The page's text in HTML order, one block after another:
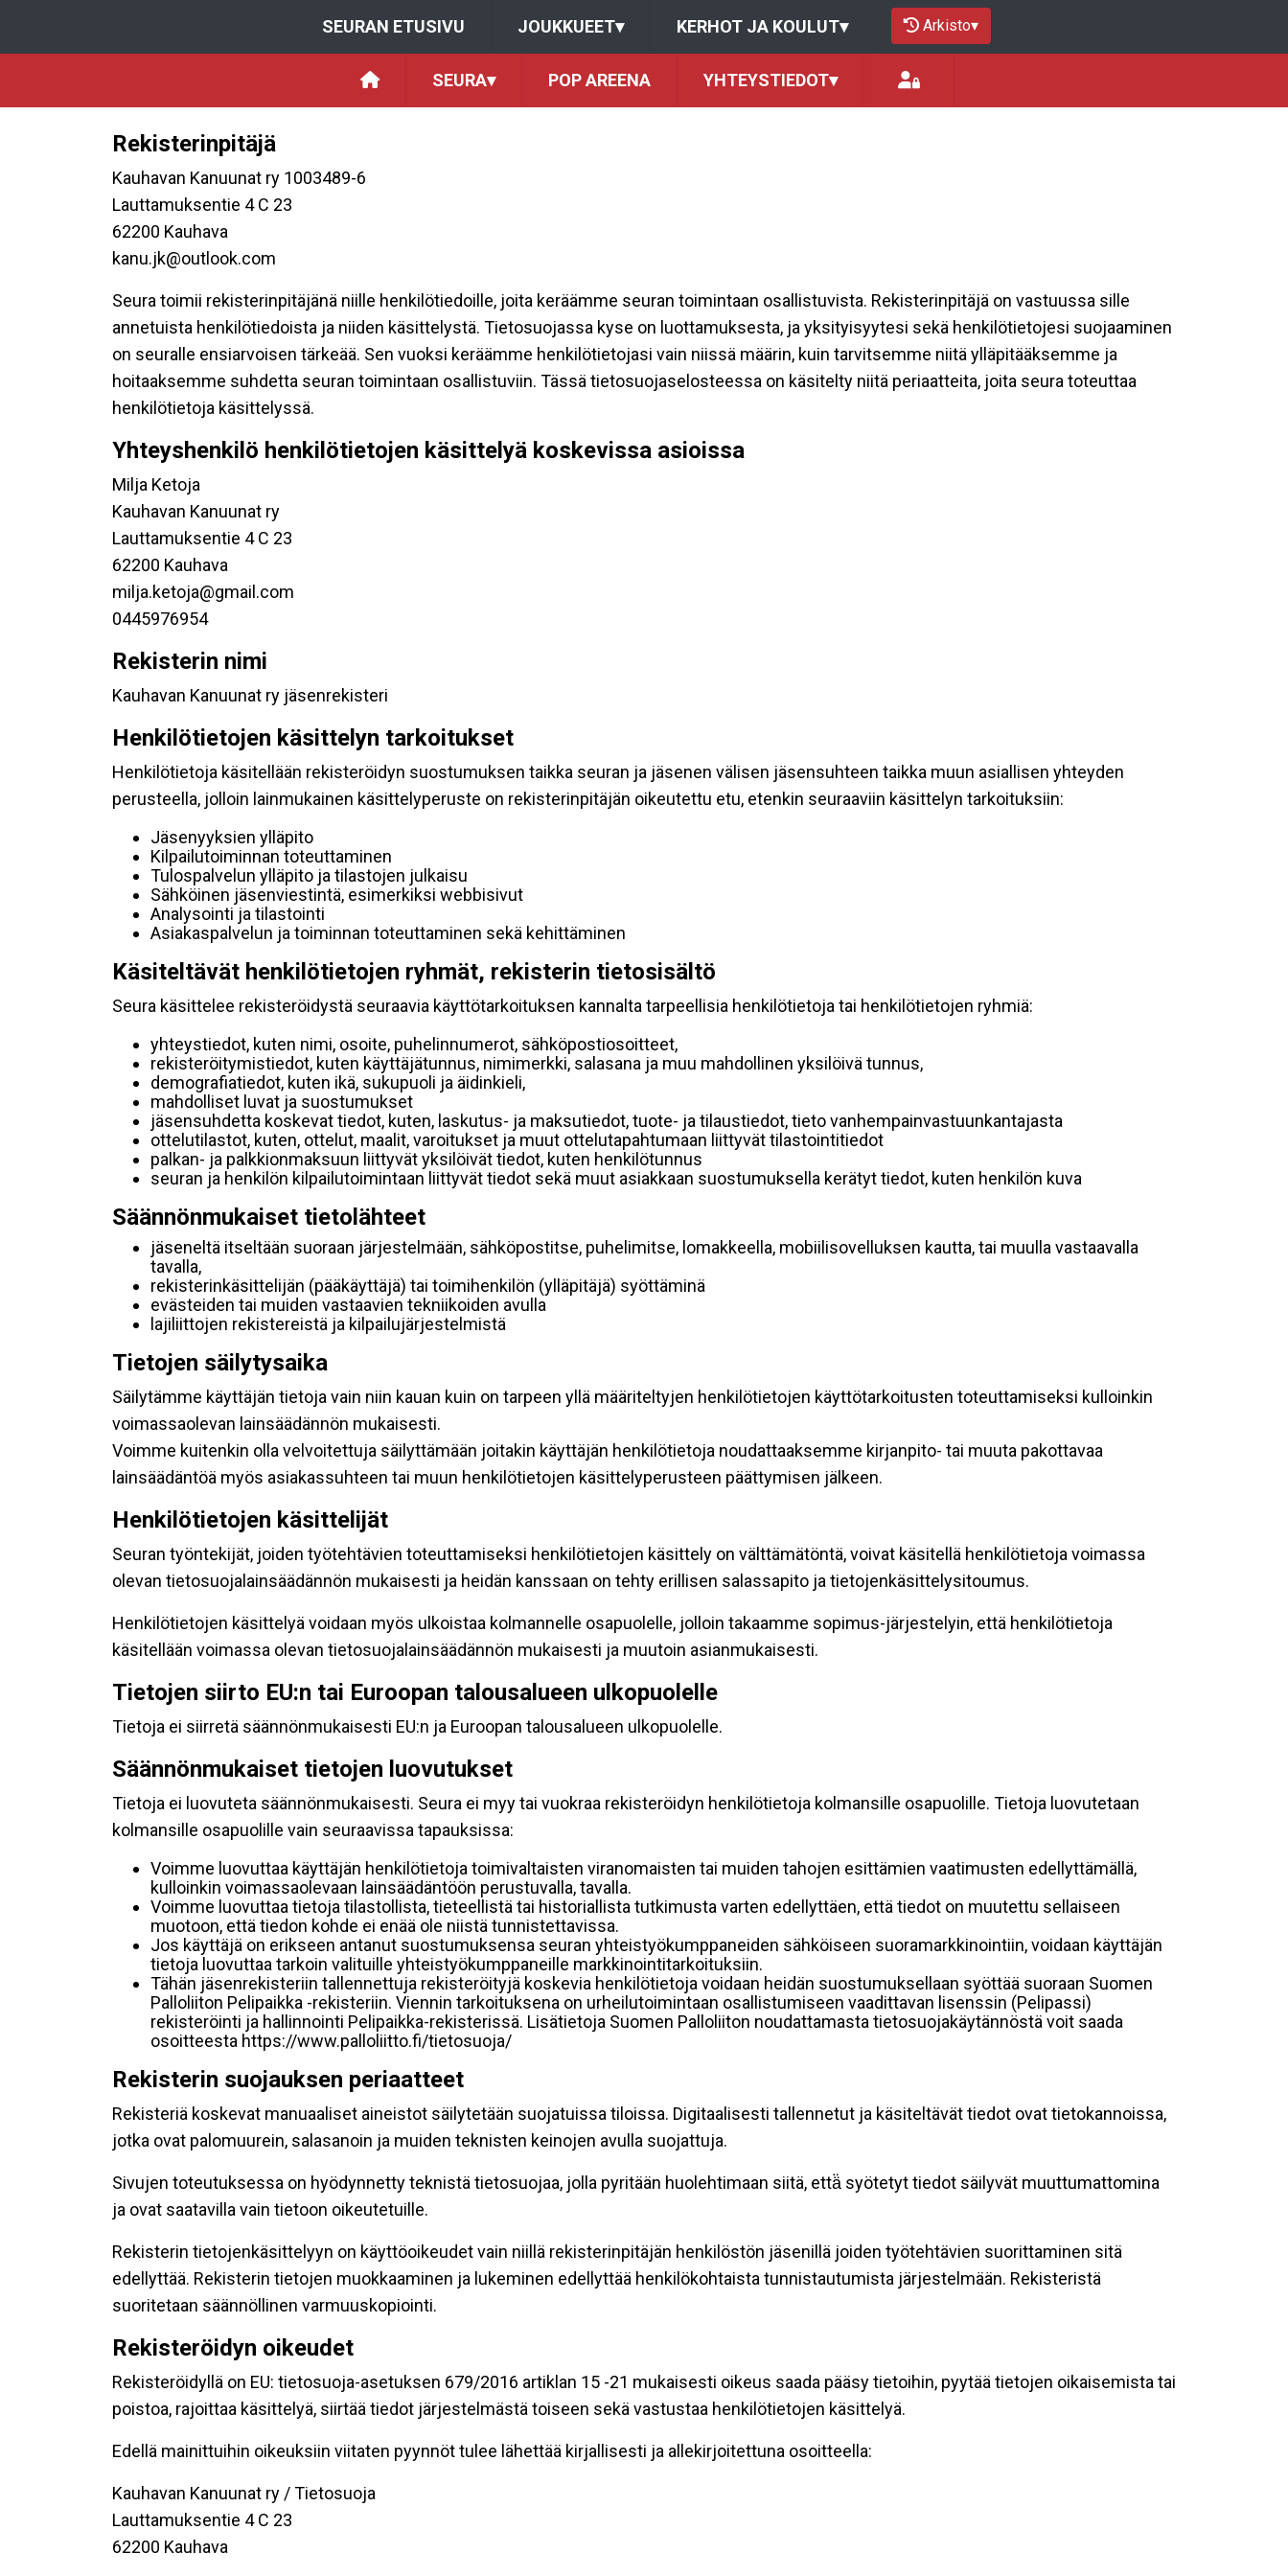
SEURAN ETUSIVU JOUKKUEET▾ KERHOT JA KOULUT▾ Arkisto▾
SEURA▾ POP AREENA YHTEYSTIEDOT▾
Rekisterinpitäjä
Kauhavan Kanuunat ry 1003489-6
Lauttamuksentie 4 C 23
62200 Kauhava
kanu.jk@outlook.com
Seura toimii rekisterinpitäjänä niille henkilötiedoille, joita keräämme seuran toimintaan osallistuvista. Rekisterinpitäjä on vastuussa sille
annetuista henkilötiedoista ja niiden käsittelystä. Tietosuojassa kyse on luottamuksesta, ja yksityisyytesi sekä henkilötietojesi suojaaminen
on seuralle ensiarvoisen tärkeää. Sen vuoksi keräämme henkilötietojasi vain niissä määrin, kuin tarvitsemme niitä ylläpitääksemme ja
hoitaaksemme suhdetta seuran toimintaan osallistuviin. Tässä tietosuojaselosteessa on käsitelty niitä periaatteita, joita seura toteuttaa
henkilötietoja käsittelyssä.
Yhteyshenkilö henkilötietojen käsittelyä koskevissa asioissa
Milja Ketoja
Kauhavan Kanuunat ry
Lauttamuksentie 4 C 23
62200 Kauhava
milja.ketoja@gmail.com
0445976954
Rekisterin nimi
Kauhavan Kanuunat ry jäsenrekisteri
Henkilötietojen käsittelyn tarkoitukset
Henkilötietoja käsitellään rekisteröidyn suostumuksen taikka seuran ja jäsenen välisen jäsensuhteen taikka muun asiallisen yhteyden
perusteella, jolloin lainmukainen käsittelyperuste on rekisterinpitäjän oikeutettu etu, etenkin seuraaviin käsittelyn tarkoituksiin:
Jäsenyyksien ylläpito
Kilpailutoiminnan toteuttaminen
Tulospalvelun ylläpito ja tilastojen julkaisu
Sähköinen jäsenviestintä, esimerkiksi webbisivut
Analysointi ja tilastointi
Asiakaspalvelun ja toiminnan toteuttaminen sekä kehittäminen
Käsiteltävät henkilötietojen ryhmät, rekisterin tietosisältö
Seura käsittelee rekisteröidystä seuraavia käyttötarkoituksen kannalta tarpeellisia henkilötietoja tai henkilötietojen ryhmiä:
yhteystiedot, kuten nimi, osoite, puhelinnumerot, sähköpostiosoitteet,
rekisteröitymistiedot, kuten käyttäjätunnus, nimimerkki, salasana ja muu mahdollinen yksilöivä tunnus,
demografiatiedot, kuten ikä, sukupuoli ja äidinkieli,
mahdolliset luvat ja suostumukset
jäsensuhdetta koskevat tiedot, kuten, laskutus- ja maksutiedot, tuote- ja tilaustiedot, tieto vanhempainvastuunkantajasta
ottelutilastot, kuten, ottelut, maalit, varoitukset ja muut ottelutapahtumaan liittyvät tilastointitiedot
palkan- ja palkkionmaksuun liittyvät yksilöivät tiedot, kuten henkilötunnus
seuran ja henkilön kilpailutoimintaan liittyvät tiedot sekä muut asiakkaan suostumuksella kerätyt tiedot, kuten henkilön kuva
Säännönmukaiset tietolähteet
jäseneltä itseltään suoraan järjestelmään, sähköpostitse, puhelimitse, lomakkeella, mobiilisovelluksen kautta, tai muulla vastaavalla
tavalla,
rekisterinkäsittelijän (pääkäyttäjä) tai toimihenkilön (ylläpitäjä) syöttäminä
evästeiden tai muiden vastaavien tekniikoiden avulla
lajiliittojen rekistereistä ja kilpailujärjestelmistä
Tietojen säilytysaika
Säilytämme käyttäjän tietoja vain niin kauan kuin on tarpeen yllä määriteltyjen henkilötietojen käyttötarkoitusten toteuttamiseksi kulloinkin
voimassaolevan lainsäädännön mukaisesti.
Voimme kuitenkin olla velvoitettuja säilyttämään joitakin käyttäjän henkilötietoja noudattaaksemme kirjanpito- tai muuta pakottavaa
lainsäädäntöä myös asiakassuhteen tai muun henkilötietojen käsittelyperusteen päättymisen jälkeen.
Henkilötietojen käsittelijät
Seuran työntekijät, joiden työtehtävien toteuttamiseksi henkilötietojen käsittely on välttämätöntä, voivat käsitellä henkilötietoja voimassa
olevan tietosuojalainsäädännön mukaisesti ja heidän kanssaan on tehty erillisen salassapito ja tietojenkäsittelysitoumus.
Henkilötietojen käsittelyä voidaan myös ulkoistaa kolmannelle osapuolelle, jolloin takaamme sopimus-järjestelyin, että henkilötietoja
käsitellään voimassa olevan tietosuojalainsäädännön mukaisesti ja muutoin asianmukaisesti.
Tietojen siirto EU:n tai Euroopan talousalueen ulkopuolelle
Tietoja ei siirretä säännönmukaisesti EU:n ja Euroopan talousalueen ulkopuolelle.
Säännönmukaiset tietojen luovutukset
Tietoja ei luovuteta säännönmukaisesti. Seura ei myy tai vuokraa rekisteröidyn henkilötietoja kolmansille osapuolille. Tietoja luovutetaan
kolmansille osapuolille vain seuraavissa tapauksissa:
Voimme luovuttaa käyttäjän henkilötietoja toimivaltaisten viranomaisten tai muiden tahojen esittämien vaatimusten edellyttämällä,
kulloinkin voimassaolevaan lainsäädäntöön perustuvalla, tavalla.
Voimme luovuttaa tietoja tilastollista, tieteellistä tai historiallista tutkimusta varten edellyttäen, että tiedot on muutettu sellaiseen
muotoon, että tiedon kohde ei enää ole niistä tunnistettavissa.
Jos käyttäjä on erikseen antanut suostumuksensa seuran yhteistyökumppaneiden sähköiseen suoramarkkinointiin, voidaan käyttäjän
tietoja luovuttaa tarkoin valituille yhteistyökumppaneille markkinointitarkoituksiin.
Tähän jäsenrekisteriin tallennettuja rekisteröityjä koskevia henkilötietoja voidaan heidän suostumuksellaan syöttää suoraan Suomen
Palloliiton Pelipaikka -rekisteriin. Viennin tarkoituksena on urheilutoimintaan osallistumiseen vaadittavan lisenssin (Pelipassi)
rekisteröinti ja hallinnointi Pelipaikka-rekisterissä. Lisätietoja Suomen Palloliiton noudattamasta tietosuojakäytännöstä voit saada
osoitteesta https://www.palloliitto.fi/tietosuoja/
Rekisterin suojauksen periaatteet
Rekisteriä koskevat manuaaliset aineistot säilytetään suojatuissa tiloissa. Digitaalisesti tallennetut ja käsiteltävät tiedot ovat tietokannoissa,
jotka ovat palomuurein, salasanoin ja muiden teknisten keinojen avulla suojattuja.
Sivujen toteutuksessa on hyödynnetty teknistä tietosuojaa, jolla pyritään huolehtimaan siitä, että̈ syötetyt tiedot säilyvät muuttumattomina
ja ovat saatavilla vain tietoon oikeutetuille.
Rekisterin tietojenkäsittelyyn on käyttöoikeudet vain niillä rekisterinpitäjän henkilöstön jäsenillä joiden työtehtävien suorittaminen sitä
edellyttää. Rekisterin tietojen muokkaaminen ja lukeminen edellyttää henkilökohtaista tunnistautumista järjestelmään. Rekisteristä
suoritetaan säännöllinen varmuuskopiointi.
Rekisteröidyn oikeudet
Rekisteröidyllä on EU: tietosuoja-asetuksen 679/2016 artiklan 15 -21 mukaisesti oikeus saada pääsy tietoihin, pyytää tietojen oikaisemista tai
poistoa, rajoittaa käsittelyä, siirtää tiedot järjestelmästä toiseen sekä vastustaa henkilötietojen käsittelyä.
Edellä mainittuihin oikeuksiin viitaten pyynnöt tulee lähettää kirjallisesti ja allekirjoitettuna osoitteella:
Kauhavan Kanuunat ry / Tietosuoja
Lauttamuksentie 4 C 23
62200 Kauhava